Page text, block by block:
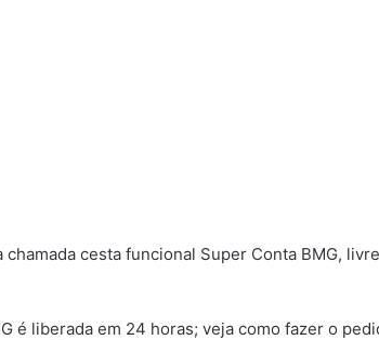
cesta funcional Super Conta BMG,
é liberada em 24 horas; veja como fazer o